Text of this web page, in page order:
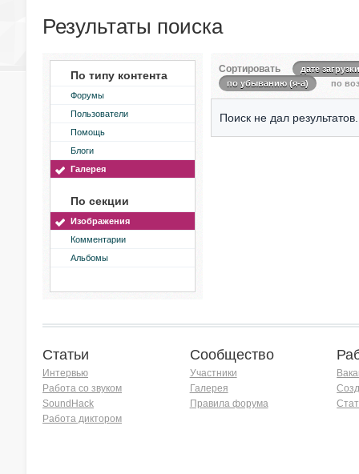
Результаты поиска
По типу контента
Форумы
Пользователи
Помощь
Блоги
Галерея
По секции
Изображения
Комментарии
Альбомы
Сортировать
дате загрузки
по убыванию (я-а)
по
Поиск не дал результатов.
Статьи
Интервью
Работа со звуком
SoundHack
Работа диктором
Сообщество
Участники
Галерея
Правила форума